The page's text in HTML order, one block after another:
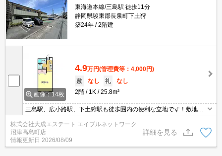
東海道本線/三島駅 徒歩11分
静岡県駿東郡長泉町下土狩
築24年
2階建
画像：14枚
4.9万円(管理費等：4,000円)
敷
なし 礼
なし
2階
1K 25.8m²
三島駅、広小路駅、下土狩駅も徒歩圏内の便利な立地です！敷地内
駐車場もございます！貴重な都市ガス物件です！CATVインターネ
ット無料になりました！
株式会社大成エステート エイブルネットワーク
沼津高島町店
情報更新日 2026/08/09
詳細を見る